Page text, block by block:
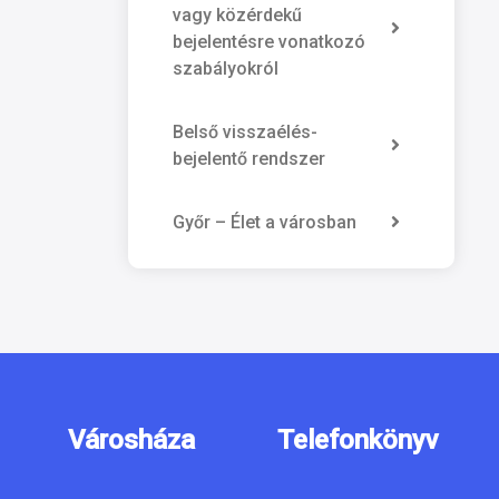
vagy közérdekű
bejelentésre vonatkozó
szabályokról
Belső visszaélés-
bejelentő rendszer
Győr – Élet a városban
Városháza Telefonkönyv